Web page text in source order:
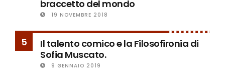
braccetto del mondo
19 NOVEMBRE 2018
5
Il talento comico e la Filosofironia di
Sofia Muscato.
9 GENNAIO 2019